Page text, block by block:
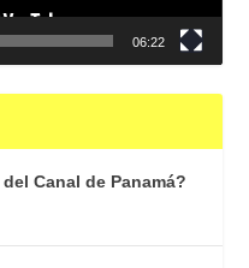
06:22
Canal de Panamá?